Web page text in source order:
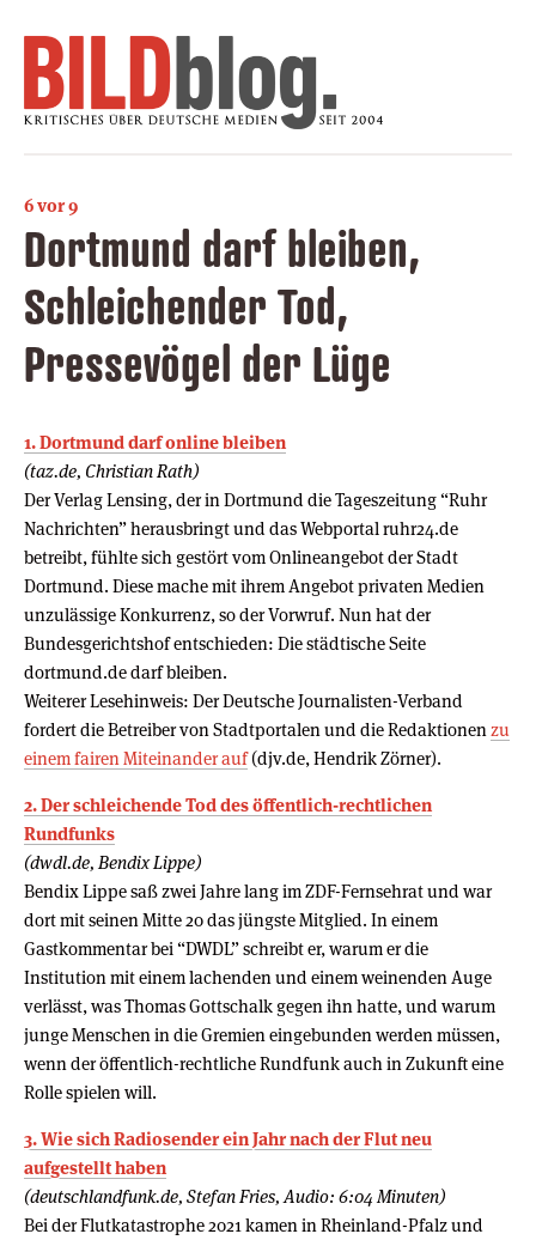
6 vor 9
Dortmund darf bleiben,
Schleichender Tod,
Pressevögel der Lüge
1. Dortmund darf online bleiben
(taz.de, Christian Rath)
Der Verlag Lensing, der in Dortmund die Tageszeitung “Ruhr
Nachrichten” herausbringt und das Webportal ruhr24.de
betreibt, fühlte sich gestört vom Onlineangebot der Stadt
Dortmund. Diese mache mit ihrem Angebot privaten Medien
unzulässige Konkurrenz, so der Vorwruf. Nun hat der
Bundesgerichtshof entschieden: Die städtische Seite
dortmund.de darf bleiben.
Weiterer Lesehinweis: Der Deutsche Journalisten-Verband
fordert die Betreiber von Stadtportalen und die Redaktionen zu
einem fairen Miteinander auf(djv.de, Hendrik Zörner).
2. Der schleichende Tod des öffentlich-rechtlichen
Rundfunks
(dwdl.de, Bendix Lippe)
Bendix Lippe saß zwei Jahre lang im ZDF-Fernsehrat und war
dort mit seinen Mitte 20 das jüngste Mitglied. In einem
Gastkommentar bei “DWDL” schreibt er, warum er die
Institution mit einem lachenden und einem weinenden Auge
verlässt, was Thomas Gottschalk gegen ihn hatte, und warum
junge Menschen in die Gremien eingebunden werden müssen,
wenn der öffentlich-rechtliche Rundfunk auch in Zukunft eine
Rolle spielen will.
3. Wie sich Radiosender ein Jahr nach der Flut neu
aufgestellt haben
(deutschlandfunk.de, Stefan Fries, Audio: 6:04 Minuten)
Bei der Flutkatastrophe 2021 kamen in Rheinland-Pfalz und